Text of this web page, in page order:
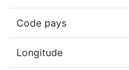
Code pays
Longitude